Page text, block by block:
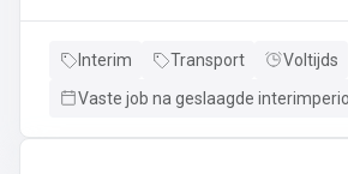
vloeistoffen.Laden en lossen volgens
documenten.Naleven van rij- en
Interim Transport
Voltijds
Vaste job na geslaagde